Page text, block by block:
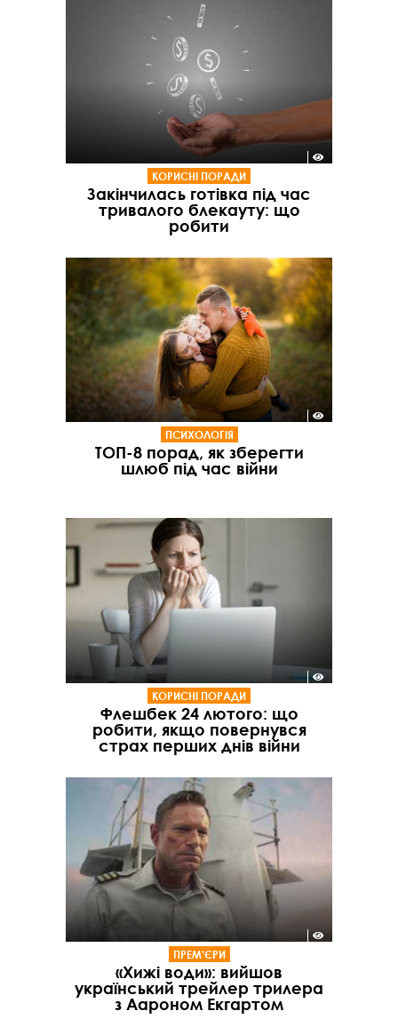
КОРИСНІ ПОРАДИ
Закінчилась готівка під час
тривалого блекауту: що
робити
ПСИХОЛОГІЯ
ТОП-8 порад, як зберегти
шлюб під час війни
КОРИСНІ ПОРАДИ
Флешбек 24 лютого: що
робити, якщо повернувся
страх перших днів війни
ПРЕМ'ЄРИ
«Хижі води»: вийшов
український трейлер трилера
з Аароном Екгартом